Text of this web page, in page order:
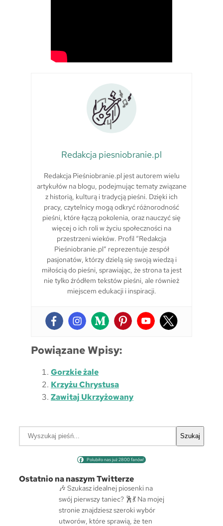
Redakcja piesniobranie.pl
Redakcja Pieśniobranie.pl jest autorem wielu
artykułów na blogu, podejmując tematy związane
z historią, kulturą i tradycją pieśni. Dzięki ich
pracy, czytelnicy mogą odkryć różnorodność
pieśni, które łączą pokolenia, oraz nauczyć się
więcej o ich roli w życiu społeczności na
przestrzeni wieków. Profil “Redakcja
Pieśniobranie.pl” reprezentuje zespół
pasjonatów, którzy dzielą się swoją wiedzą i
miłością do pieśni, sprawiając, że strona ta jest
nie tylko źródłem tekstów pieśni, ale również
miejscem edukacji i inspiracji.
Powiązane Wpisy:
Gorzkie żale
Krzyżu Chrystusa
Zawitaj Ukrzyżowany
a
Szukaj
Polubiło nas już 2800 fanów!
Ostatnio na naszym Twitterze
🎶 Szukasz idealnej piosenki na
swój pierwszy taniec? 🕺💃 Na mojej
stronie znajdziesz szeroki wybór
utworów, które sprawią, że ten